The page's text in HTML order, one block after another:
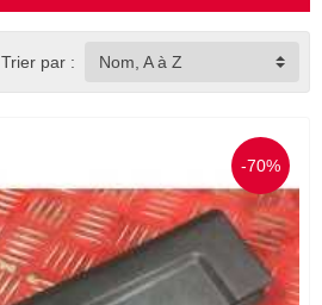
Trier par : Nom, A à Z
-70%